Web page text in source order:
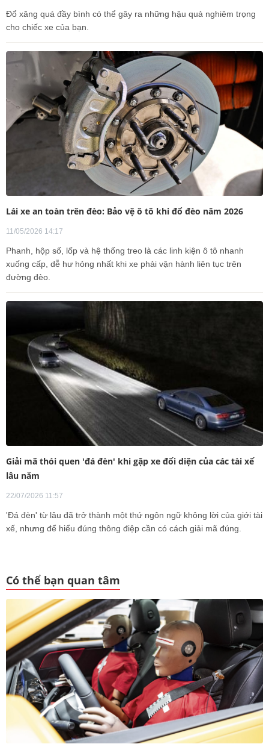
Đổ xăng quá đầy bình có thể gây ra những hậu quả nghiêm trọng
cho chiếc xe của bạn.
Lái xe an toàn trên đèo: Bảo vệ ô tô khi đổ đèo năm 2026
11/05/2026 14:17
Phanh, hộp số, lốp và hệ thống treo là các linh kiện ô tô nhanh
xuống cấp, dễ hư hỏng nhất khi xe phải vận hành liên tục trên
đường đèo.
Giải mã thói quen 'đá đèn' khi gặp xe đối diện của các tài xế
lâu năm
22/07/2026 11:57
'Đá đèn' từ lâu đã trở thành một thứ ngôn ngữ không lời của giới tài
xế, nhưng để hiểu đúng thông điệp cần có cách giải mã đúng.
Có thể bạn quan tâm